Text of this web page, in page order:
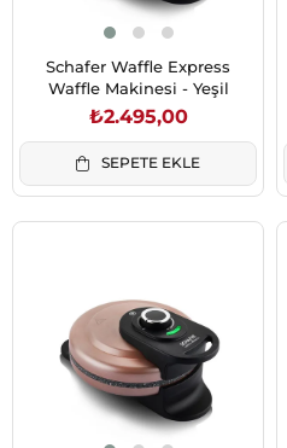
Schafer Waffle Express
Waffle Makinesi - Yeşil
₺2.495,00
SEPETE EKLE